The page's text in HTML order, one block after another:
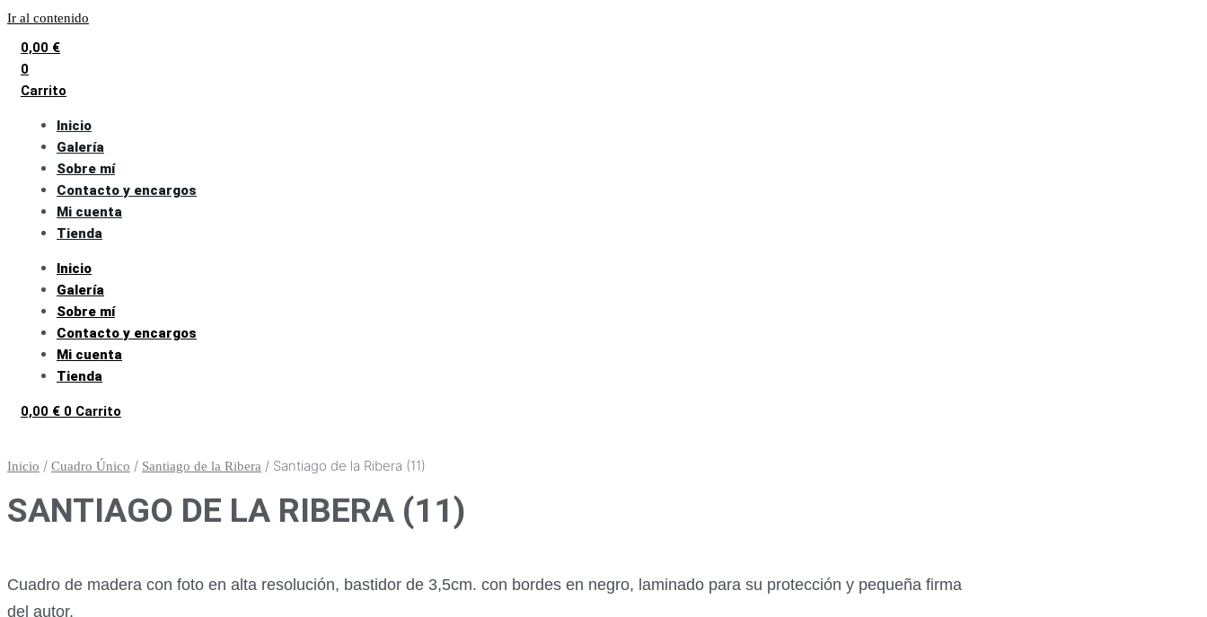
Ir al contenido
0,00 €
0
Carrito
Inicio
Galería
Sobre mí
Contacto y encargos
Mi cuenta
Tienda
Inicio
Galería
Sobre mí
Contacto y encargos
Mi cuenta
Tienda
0,00 € 0 Carrito
Inicio / Cuadro Único / Santiago de la Ribera / Santiago de la Ribera (11)
SANTIAGO DE LA RIBERA (11)
Cuadro de madera con foto en alta resolución, bastidor de 3,5cm. con bordes en negro, laminado para su protección y pequeña firma
del autor.